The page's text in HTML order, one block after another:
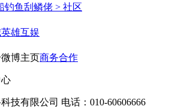
钓鱼刮鳞佬 > 社区
英雄互娱
微博主页商务合作
技有限公司 电话：010-60606666